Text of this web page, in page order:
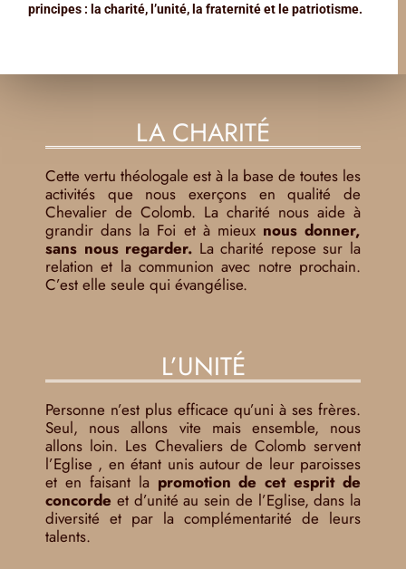
principes : la charité, l’unité, la fraternité et le patriotisme.
LA CHARITÉ
Cette vertu théologale est à la base de toutes les
activités que nous exerçons en qualité de
Chevalier de Colomb. La charité nous aide à
grandir dans la Foi et à mieux nous donner,
sans nous regarder. La charité repose sur la
relation et la communion avec notre prochain.
C’est elle seule qui évangélise.
L’UNITÉ
Personne n’est plus efficace qu’uni à ses frères.
Seul, nous allons vite mais ensemble, nous
allons loin. Les Chevaliers de Colomb servent
l’Eglise , en étant unis autour de leur paroisses
et en faisant lapromotion de cet esprit de
concorde et d’unité au sein de l’Eglise, dans la
diversité et par la complémentarité de leurs
talents.